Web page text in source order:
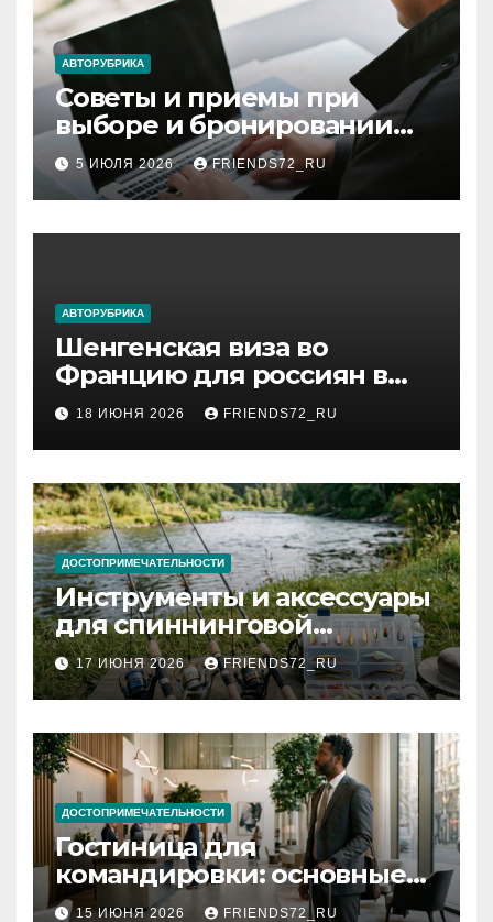
АВТОРУБРИКА
Советы и приемы при
выборе и бронировании
авиабилетов
5 ИЮЛЯ 2026 FRIENDS72_RU
АВТОРУБРИКА
Шенгенская виза во
Францию для россиян в
2026 году: сроки от 3 дней
и список необходимых
документов
18 ИЮНЯ 2026 FRIENDS72_RU
ДОСТОПРИМЕЧАТЕЛЬНОСТИ
Инструменты и аксессуары
для спиннинговой
рыбалки: назначение и
типы
17 ИЮНЯ 2026 FRIENDS72_RU
ДОСТОПРИМЕЧАТЕЛЬНОСТИ
Гостиница для
командировки: основные
критерии выбора
15 ИЮНЯ 2026 FRIENDS72_RU